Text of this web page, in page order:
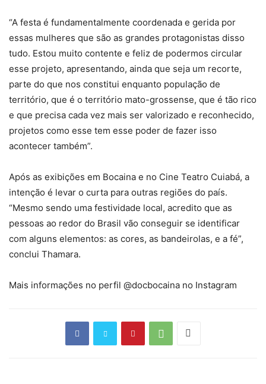
“A festa é fundamentalmente coordenada e gerida por
essas mulheres que são as grandes protagonistas disso
tudo. Estou muito contente e feliz de podermos circular
esse projeto, apresentando, ainda que seja um recorte,
parte do que nos constitui enquanto população de
território, que é o território mato-grossense, que é tão rico
e que precisa cada vez mais ser valorizado e reconhecido,
projetos como esse tem esse poder de fazer isso
acontecer também”.
Após as exibições em Bocaina e no Cine Teatro Cuiabá, a
intenção é levar o curta para outras regiões do país.
“Mesmo sendo uma festividade local, acredito que as
pessoas ao redor do Brasil vão conseguir se identificar
com alguns elementos: as cores, as bandeirolas, e a fé”,
conclui Thamara.
Mais informações no perfil @docbocaina no Instagram